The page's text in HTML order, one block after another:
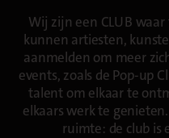
Wij zijn een CLUB
kunnen artiesten,
aanmelden om meer
events, zoals de Pop-up
talent om elkaar te
elkaars werk te
ruimte: de club is